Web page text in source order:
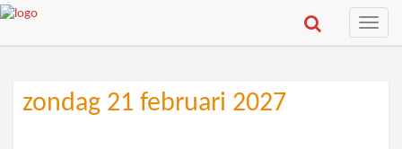
Toggle
zondag 21 februari 2027